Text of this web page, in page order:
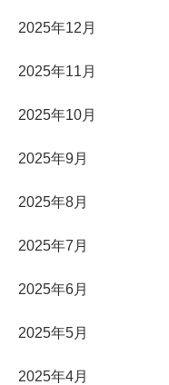
2025年12月
2025年11月
2025年10月
2025年9月
2025年8月
2025年7月
2025年6月
2025年5月
2025年4月